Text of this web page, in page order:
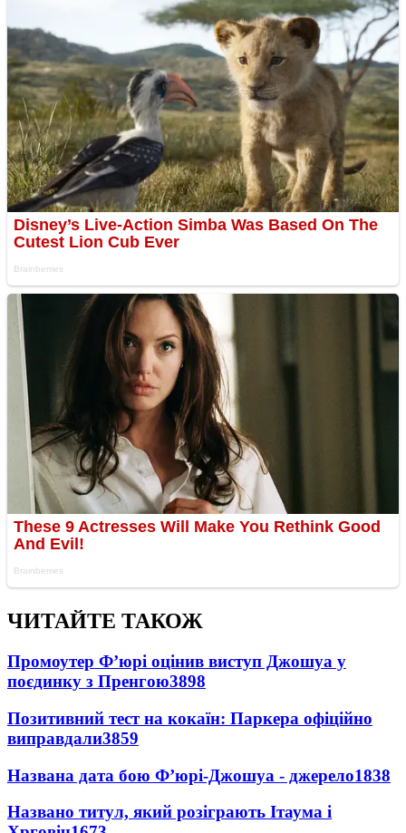
ЧИТАЙТЕ ТАКОЖ
Промоутер Ф’юрі оцінив виступ Джошуа у
поєдинку з Пренгою3898
Позитивний тест на кокаїн: Паркера офіційно
виправдали3859
Названа дата бою Ф’юрі-Джошуа - джерело1838
Названо титул, який розіграють Ітаума і